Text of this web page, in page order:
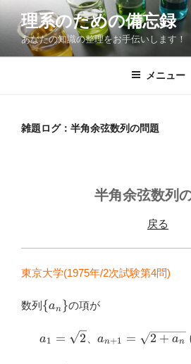
ン
ン
理系のための備忘録
あなたの知識の整理をお手伝いします！
メニュー
雑題ログ：半角余弦数列の問題
半角余弦数列
戻る
東京大学(1975年/2次試験第4問)
数列 \
{an}の項が
a_1=\sqrt{2}
a1 = 2 an+1 = 2 + an